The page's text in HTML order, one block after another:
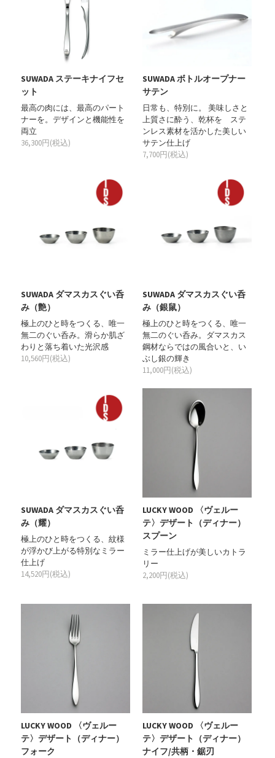
SUWADA ステーキナイフセ
ット
最高の肉には、最高のパート
ナーを。デザインと機能性を
両立
36,300円(税込)
SUWADA ボトルオープナー
サテン
日常も、特別に。 美味しさと
上質さに酔う、乾杯を ステ
ンレス素材を活かした美しい
サテン仕上げ
7,700円(税込)
SUWADA ダマスカスぐい呑
み（艶）
極上のひと時をつくる、唯一
無二のぐい呑み。滑らか肌ざ
わりと落ち着いた光沢感
10,560円(税込)
SUWADA ダマスカスぐい呑
み（銀鼠）
極上のひと時をつくる、唯一
無二のぐい呑み。ダマスカス
鋼材ならではの風合いと、い
ぶし銀の輝き
11,000円(税込)
SUWADA ダマスカスぐい呑
み（耀）
極上のひと時をつくる、紋様
が浮かび上がる特別なミラー
仕上げ
14,520円(税込)
LUCKY WOOD 〈ヴェルー
テ〉デザート（ディナー）
スプーン
ミラー仕上げが美しいカトラ
リー
2,200円(税込)
LUCKY WOOD 〈ヴェルー
テ〉デザート（ディナー）
フォーク
LUCKY WOOD 〈ヴェルー
テ〉デザート（ディナー）
ナイフ/共柄・鋸刃